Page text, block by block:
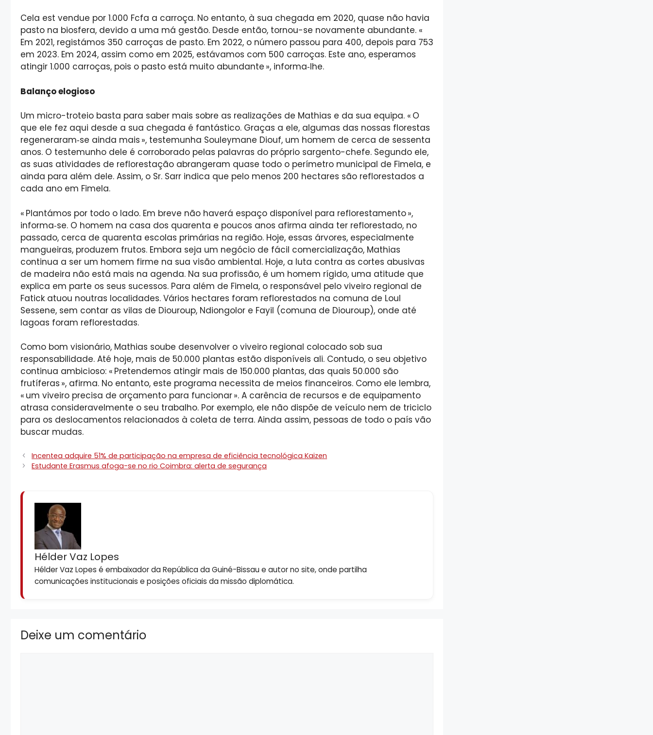
Cela est vendue por 1.000 Fcfa a carroça. No entanto, à sua chegada em 2020, quase não havia
pasto na biosfera, devido a uma má gestão. Desde então, tornou-se novamente abundante. «
Em 2021, registámos 350 carroças de pasto. Em 2022, o número passou para 400, depois para 753
em 2023. Em 2024, assim como em 2025, estávamos com 500 carroças. Este ano, esperamos
atingir 1.000 carroças, pois o pasto está muito abundante », informa‑lhe.
Balanço elogioso
Um micro-troteio basta para saber mais sobre as realizações de Mathias e da sua equipa. « O
que ele fez aqui desde a sua chegada é fantástico. Graças a ele, algumas das nossas florestas
regeneraram‑se ainda mais », testemunha Souleymane Diouf, um homem de cerca de sessenta
anos. O testemunho dele é corroborado pelas palavras do próprio sargento-chefe. Segundo ele,
as suas atividades de reflorestação abrangeram quase todo o perímetro municipal de Fimela, e
ainda para além dele. Assim, o Sr. Sarr indica que pelo menos 200 hectares são reflorestados a
cada ano em Fimela.
« Plantámos por todo o lado. Em breve não haverá espaço disponível para reflorestamento »,
informa‑se. O homem na casa dos quarenta e poucos anos afirma ainda ter reflorestado, no
passado, cerca de quarenta escolas primárias na região. Hoje, essas árvores, especialmente
mangueiras, produzem frutos. Embora seja um negócio de fácil comercialização, Mathias
continua a ser um homem firme na sua visão ambiental. Hoje, a luta contra as cortes abusivas
de madeira não está mais na agenda. Na sua profissão, é um homem rígido, uma atitude que
explica em parte os seus sucessos. Para além de Fimela, o responsável pelo viveiro regional de
Fatick atuou noutras localidades. Vários hectares foram reflorestados na comuna de Loul
Sessene, sem contar as vilas de Diouroup, Ndiongolor e Fayil (comuna de Diouroup), onde até
lagoas foram reflorestadas.
Como bom visionário, Mathias soube desenvolver o viveiro regional colocado sob sua
responsabilidade. Até hoje, mais de 50.000 plantas estão disponíveis ali. Contudo, o seu objetivo
continua ambicioso: « Pretendemos atingir mais de 150.000 plantas, das quais 50.000 são
frutíferas », afirma. No entanto, este programa necessita de meios financeiros. Como ele lembra,
« um viveiro precisa de orçamento para funcionar ». A carência de recursos e de equipamento
atrasa consideravelmente o seu trabalho. Por exemplo, ele não dispõe de veículo nem de triciclo
para os deslocamentos relacionados à coleta de terra. Ainda assim, pessoas de todo o país vão
buscar mudas.
Incentea adquire 51% de participação na empresa de eficiência tecnológica Kaizen
Estudante Erasmus afoga-se no rio Coimbra: alerta de segurança
Hélder Vaz Lopes
Hélder Vaz Lopes é embaixador da República da Guiné-Bissau e autor no site, onde partilha
comunicações institucionais e posições oficiais da missão diplomática.
Deixe um comentário